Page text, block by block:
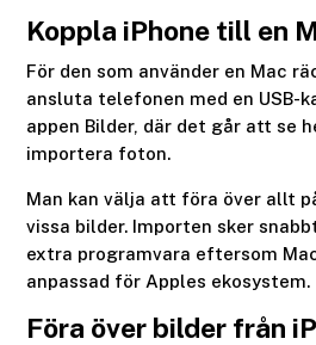
Koppla iPhone till en
För den som använder en Mac
ansluta telefonen med en USB-
appen Bilder, där det går att se
importera foton.
Man kan välja att föra över allt
vissa bilder. Importen sker
extra programvara eftersom
anpassad för Apples ekosystem.
Föra över bilder från